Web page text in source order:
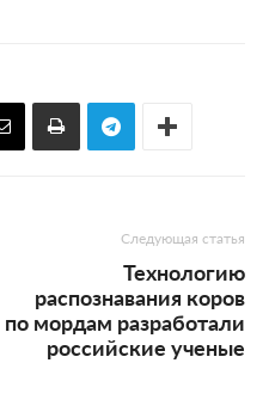
Следующая статья
Технологию
распознавания коров
по мордам разработали
российские ученые